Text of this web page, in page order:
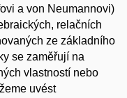
a von Neumannovi)
relačních
ze základního
se zaměřují na
vlastností nebo
uvést